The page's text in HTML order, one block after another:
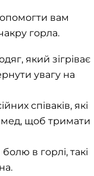
вам
горла.
який зігріває
увагу на
співаків, які
мед, щоб тримати
в горлі, такі